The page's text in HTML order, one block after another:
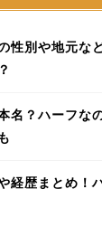
性別や地元な
名？ハーフな
経歴まとめ！